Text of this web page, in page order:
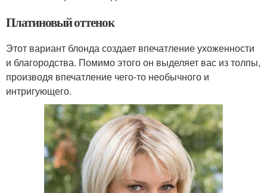
Платиновый оттенок
Этот вариант блонда создает впечатление ухоженности
и благородства. Помимо этого он выделяет вас из толпы,
производя впечатление чего-то необычного и
интригующего.